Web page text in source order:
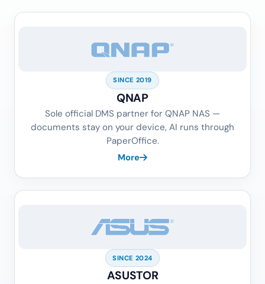
SINCE 2019
QNAP
Sole official DMS partner for QNAP NAS —
documents stay on your device, AI runs through
PaperOffice.
More
SINCE 2024
ASUSTOR